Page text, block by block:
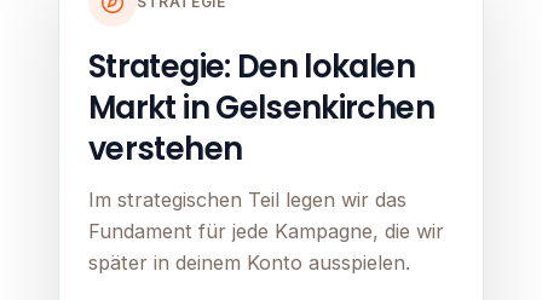
Strategie: Den lokalen
Markt in Gelsenkirchen
verstehen
Im strategischen Teil legen wir das
Fundament für jede Kampagne, die wir
später in deinem Konto ausspielen.